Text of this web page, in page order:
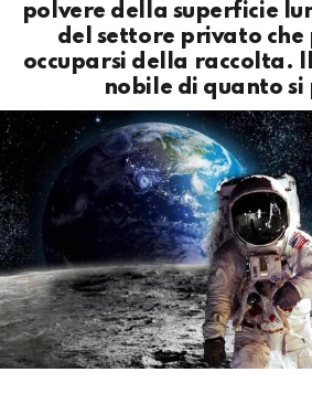
polvere della superficie
del settore privato
occuparsi della raccolta.
nobile di quanto si